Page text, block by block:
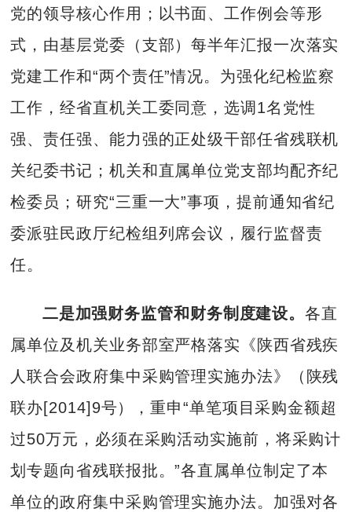
党的领导核心作用；以书面、工作例会等形
式，由基层党委（支部）每半年汇报一次落实
党建工作和“两个责任”情况。为强化纪检监察
工作，经省直机关工委同意，选调1名党性
强、责任强、能力强的正处级干部任省残联机
关纪委书记；机关和直属单位党支部均配齐纪
检委员；研究“三重一大”事项，提前通知省纪
委派驻民政厅纪检组列席会议，履行监督责
任。
二是加强财务监管和财务制度建设。各直
属单位及机关业务部室严格落实《陕西省残疾
人联合会政府集中采购管理实施办法》（陕残
联办[2014]9号），重申“单笔项目采购金额超
过50万元，必须在采购活动实施前，将采购计
划专题向省残联报批。”各直属单位制定了本
单位的政府集中采购管理实施办法。加强对各